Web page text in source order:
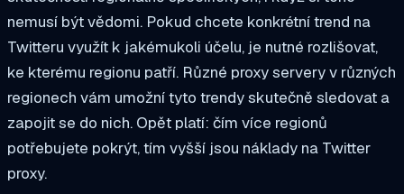
nemusí být vědomi. Pokud chcete konkrétní trend na
Twitteru využít k jakémukoli účelu, je nutné rozlišovat,
ke kterému regionu patří. Různé proxy servery v různých
regionech vám umožní tyto trendy skutečně sledovat a
zapojit se do nich. Opět platí: čím více regionů
potřebujete pokrýt, tím vyšší jsou náklady na Twitter
proxy.